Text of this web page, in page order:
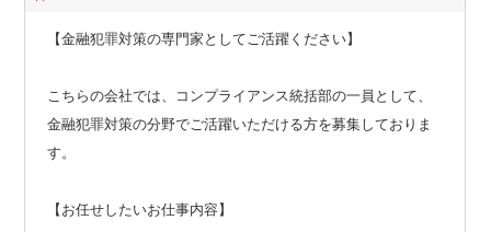
【金融犯罪対策の専門家としてご活躍ください】
こちらの会社では、コンプライアンス統括部の一員として、
金融犯罪対策の分野でご活躍いただける方を募集しておりま
す。
【お任せしたいお仕事内容】